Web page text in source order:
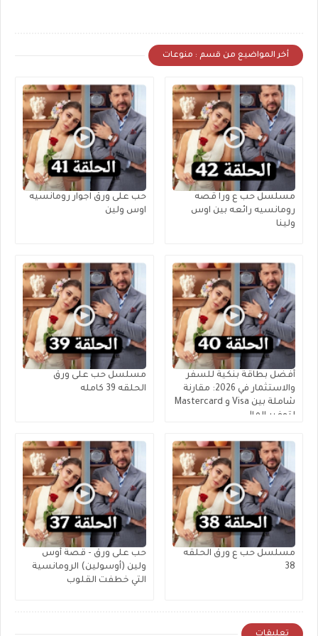
أخر المواضيع من قسم : منوعات
مسلسل حب ع ورا قصه
رومانسيه رائعه بين اوس
ولينا
حب على ورق اجوار رومانسيه
اوس ولين
أفضل بطاقة بنكية للسفر
والاستثمار في 2026: مقارنة
شاملة بين Visa و Mastercard
لتوفير المال
مسلسل حب على ورق
الحلقه 39 كامله
مسلسل حب ع ورق الحلقه
38
حب على ورق - قصة أوس
ولين (أوسولين) الرومانسية
التي خطفت القلوب